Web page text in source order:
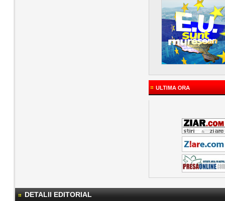
DETALII EDITORIAL